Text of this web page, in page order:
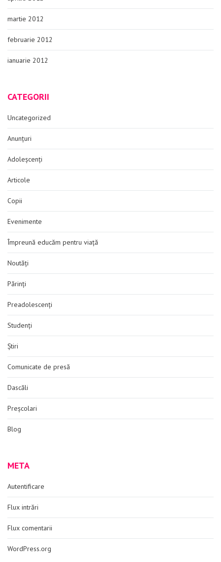
martie 2012
februarie 2012
ianuarie 2012
CATEGORII
Uncategorized
Anunțuri
Adoleșcenți
Articole
Copii
Evenimente
Împreună educăm pentru viață
Noutăți
Părinți
Preadolescenți
Studenți
Știri
Comunicate de presă
Dascăli
Preșcolari
Blog
META
Autentificare
Flux intrări
Flux comentarii
WordPress.org